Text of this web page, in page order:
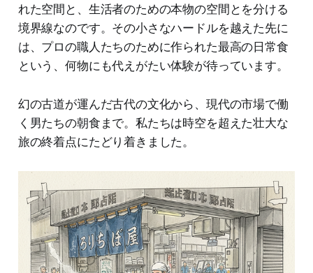
れた空間と、生活者のための本物の空間とを分ける
境界線なのです。その小さなハードルを越えた先に
は、プロの職人たちのために作られた最高の日常食
という、何物にも代えがたい体験が待っています。
幻の古道が運んだ古代の文化から、現代の市場で働
く男たちの朝食まで。私たちは時空を超えた壮大な
旅の終着点にたどり着きました。